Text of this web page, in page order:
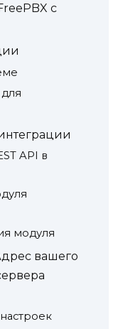
с
API в
модуля
вашего